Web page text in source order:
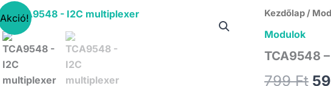
Akció! Kezdőlap/
Modulok
TCA9548
799Ft